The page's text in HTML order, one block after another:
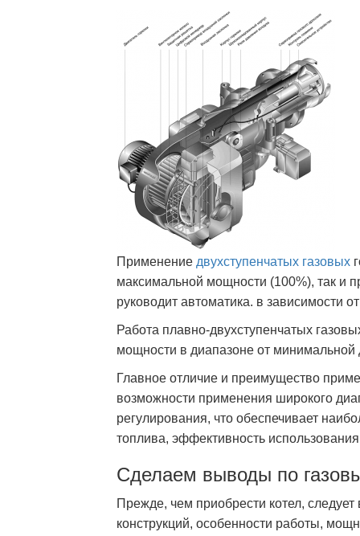
Применение двухступенчатых газовых
максимальной мощности (100%), так и
руководит автоматика. в зависимости
Работа плавно-двухступенчатых
мощности в диапазоне от минимальной
Главное отличие и преимущество
возможности применения широкого
регулирования, что обеспечивает
топлива, эффективность
Сделаем выводы по
Прежде, чем приобрести котел,
конструкций, особенности работы,